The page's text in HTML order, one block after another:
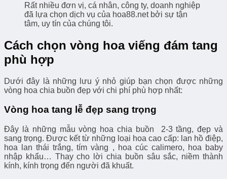
Rất nhiều đơn vị, cá nhân, công ty, doanh nghiệp
đã lựa chọn dịch vụ của hoa88.net bởi sự tận
tâm, uy tín của chúng tôi.
Cách chọn vòng hoa viếng đám tang
phù hợp
Dưới đây là những lưu ý nhỏ giúp bạn chọn được những
vòng hoa chia buồn đẹp với chi phí phù hợp nhất:
Vòng hoa tang lễ đẹp sang trọng
Đây là những mẫu vòng hoa chia buồn 2-3 tầng, đẹp và
sang trọng. Được kết từ những loại hoa cao cấp: lan hồ điệp,
hoa lan thái trắng, tím vàng , hoa cúc calimero, hoa baby
nhập khẩu… Thay cho lời chia buồn sâu sắc, niềm thành
kính, kính trọng đến người đã khuất.